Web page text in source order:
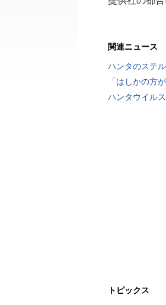
関連ニュース
ハンタのステ
「はしかの方
ハンタウイル
トピックス